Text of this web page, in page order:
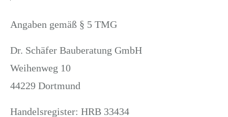
Angaben gemäß § 5 TMG
Dr. Schäfer Bauberatung GmbH
Weihenweg 10
44229 Dortmund
Handelsregister: HRB 33434